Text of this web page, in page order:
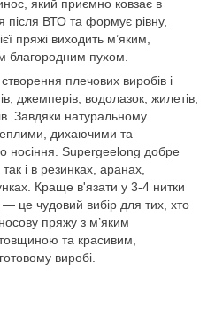
який приємно ковзає в
після ВТО та формує рівну,
пряжі виходить м’яким,
благородним пухом.
плечових виробів і
джемперів, водолазок, жилетів,
Завдяки натуральному
дихаючими та
Supergeelong добре
і в резинках, аранах,
Краще в'язати у 3-4 нитки
це чудовий вибір для тих, хто
пряжу з м’яким
та красивим,
виробі.